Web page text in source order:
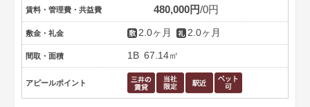
賃料・管理費・共益費 480,000円 0円
敷金・礼金 2.0ヶ月 2.0ヶ月
間取・面積 1B 67.14㎡
アピールポイント